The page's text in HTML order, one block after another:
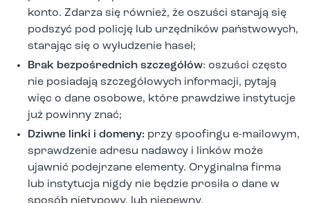
konto. Zdarza się również, że oszuści starają się
podszyć pod policję lub urzędników państwowych,
starając się o wyłudzenie haseł;
Brak bezpośrednich szczegółów: oszuści często
nie posiadają szczegółowych informacji, pytają
więc o dane osobowe, które prawdziwe instytucje
już powinny znać;
Dziwne linki i domeny: przy spoofingu e-mailowym,
sprawdzenie adresu nadawcy i linków może
ujawnić podejrzane elementy. Oryginalna firma
lub instytucja nigdy nie będzie prosiła o dane w